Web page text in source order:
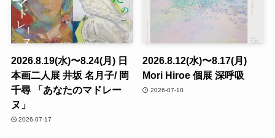
2026.8.19(水)〜8.24(月) 日
本画二人展 井坂 名月子/ 岡
千尋 「あなたのマドレー
ヌ」
2026-07-17
2026.8.12(水)〜8.17(月)
Mori Hiroe 個展 深呼吸
2026-07-10